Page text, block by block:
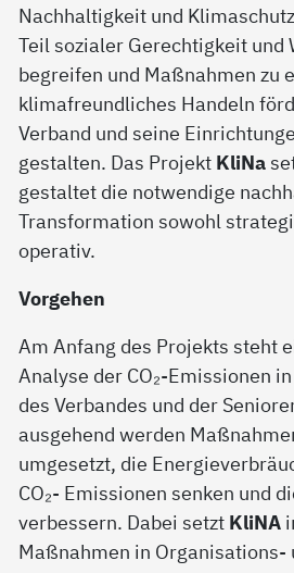
Nachhaltigkeit und
Teil sozialer Gerechtigkeit und
begreifen und Maßnahmen zu
klimafreundliches Handeln
Verband und seine
gestalten. Das Projekt KliNa
gestaltet die notwendige
Transformation sowohl
operativ.
Vorgehen
Am Anfang des Projekts steht
Analyse der CO₂-Emissionen
des Verbandes und der
ausgehend werden
umgesetzt, die
CO₂- Emissionen senken und
verbessern. Dabei setzt KliNA
Maßnahmen in Organisations-